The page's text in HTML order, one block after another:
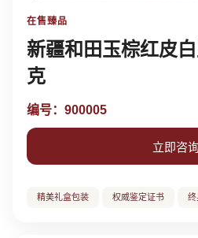
在售臻品
新疆和田玉棕红皮
克
编号：900005
立即咨询
精美礼盒包装 权威鉴定证书 终